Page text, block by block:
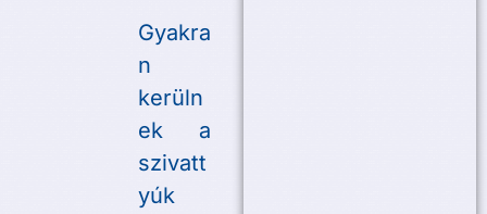
Gyakra
n
kerüln
ek a
szivatt
yúk